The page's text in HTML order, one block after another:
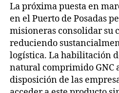
La próxima puesta en
en el Puerto de Posadas
misioneras consolidar su
reduciendo
logística. La habilitación
natural comprimido GNC
disposición de las